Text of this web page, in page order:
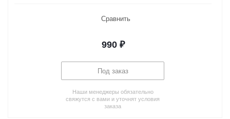
Сравнить
990 ₽
Под заказ
Наши менеджеры обязательно
свяжутся с вами и уточнят условия
заказа